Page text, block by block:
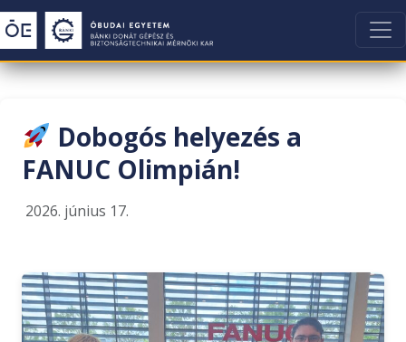
Dobogós helyezés a
FANUC Olimpián!
2026. június 17.